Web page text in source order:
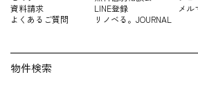
資料請求
LINE登録
メル
よくあるご質問
リノベる。JOURNAL
物件検索